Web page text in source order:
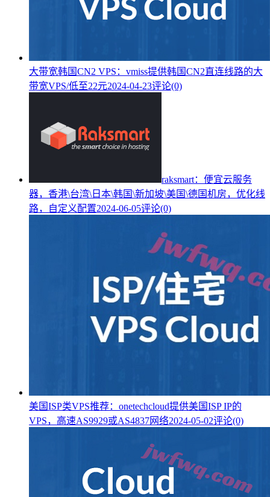
大带宽韩国CN2 VPS：vmiss提供韩国CN2直连线路的大
带宽VPS/低至22元2024-04-23评论(0)
raksmart：便宜云服务
器，香港\台湾\日本\韩国\新加坡\美国\德国机房，优化线
路，自定义配置2024-06-05评论(0)
美国ISP类VPS推荐：onetechcloud提供美国ISP IP的
VPS，高速AS9929或AS4837网络2024-05-02评论(0)